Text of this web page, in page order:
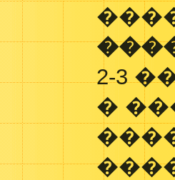
2-3
�